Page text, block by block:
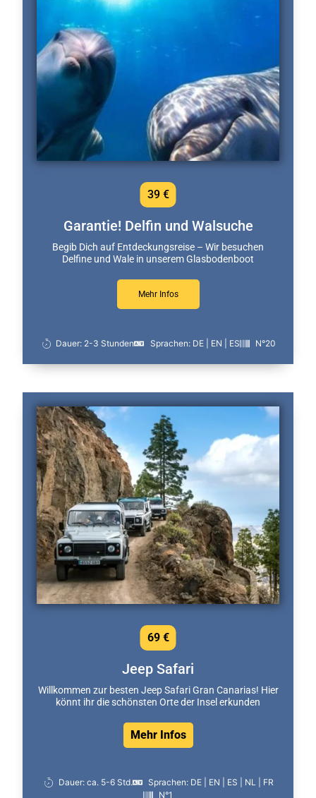
Garantie! Delfin und Walsuche
Begib Dich auf Entdeckungsreise – Wir besuchen
Delfine und Wale in unserem Glasbodenboot
Mehr Infos
39 €
Dauer: 2-3 Stunden Sprachen: DE | EN | ES N°20
Jeep Safari
Willkommen zur besten Jeep Safari Gran Canarias! Hier
könnt ihr die schönsten Orte der Insel erkunden
Mehr Infos
69 €
Dauer: ca. 5-6 Std.
Sprachen: DE | EN | ES | NL | FR
N°1